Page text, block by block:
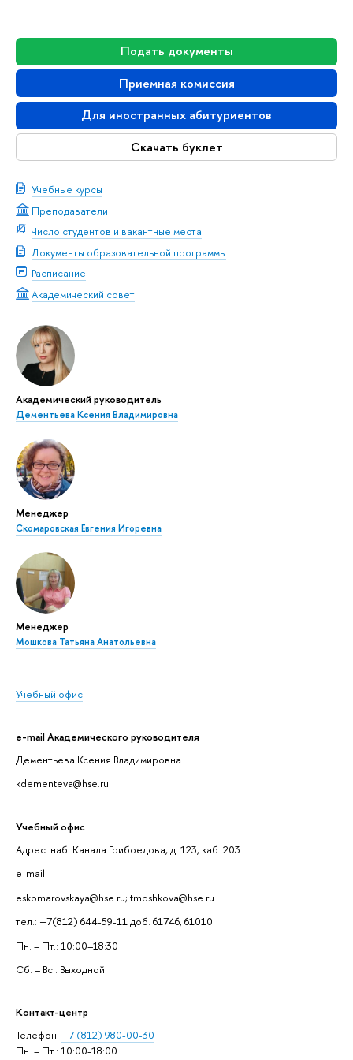
Подать документы
Приемная комиссия
Для иностранных абитуриентов
Скачать буклет
Учебные курсы
Преподаватели
Число студентов и вакантные места
Документы образовательной программы
Расписание
Академический совет
Академический руководитель
Дементьева Ксения Владимировна
Менеджер
Скомаровская Евгения Игоревна
Менеджер
Мошкова Татьяна Анатольевна
Учебный офис
e-mail Академического руководителя
Дементьева Ксения Владимировна
kdementeva@hse.ru
Учебный офис
Адрес: наб. Канала Грибоедова, д. 123, каб. 203
e-mail:
eskomarovskaya@hse.ru; tmoshkova@hse.ru
тел.: +7(812) 644-59-11 доб. 61746, 61010
Пн. – Пт.: 10:00–18:30
Сб. – Вс.: Выходной
Контакт-центр
Телефон: +7 (812) 980-00-30
Пн. – Пт.: 10:00-18:00